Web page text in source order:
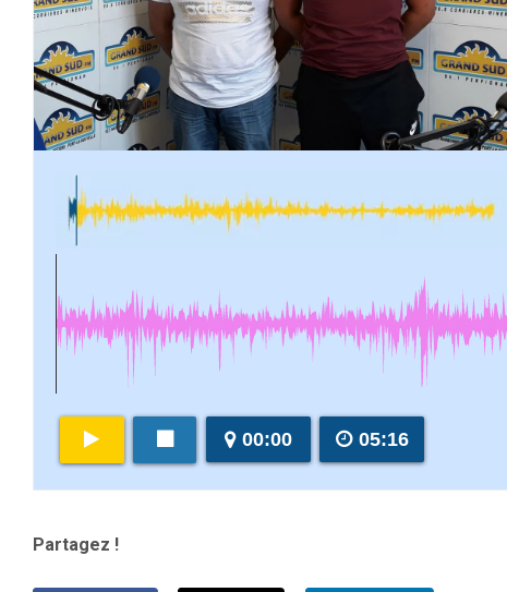
00:00 05:16
Partagez !